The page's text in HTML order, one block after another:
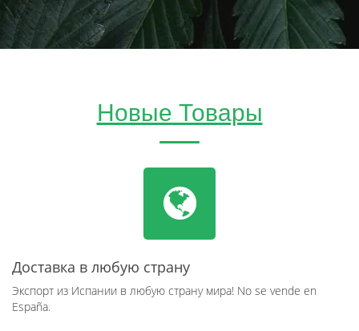
Новые Товары
Доставка в любую страну
Экспорт из Испании в любую страну мира! No se vende en
España.